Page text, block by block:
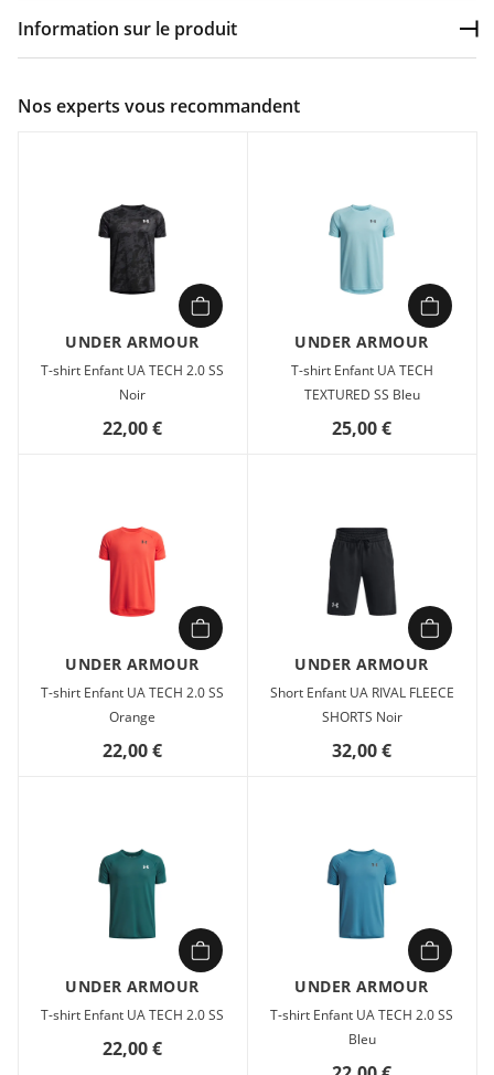
Information sur le produit
fraîcheur. Tout ce qu'il te faut.
Nos experts vous recommandent
UNDER ARMOUR
T-shirt Enfant UA TECH 2.0 SS
Noir
22,00 €
UNDER ARMOUR
T-shirt Enfant UA TECH
TEXTURED SS Bleu
25,00 €
UNDER ARMOUR
T-shirt Enfant UA TECH 2.0 SS
Orange
22,00 €
UNDER ARMOUR
Short Enfant UA RIVAL FLEECE
SHORTS Noir
32,00 €
UNDER ARMOUR
T-shirt Enfant UA TECH 2.0 SS
22,00 €
UNDER ARMOUR
T-shirt Enfant UA TECH 2.0 SS
Bleu